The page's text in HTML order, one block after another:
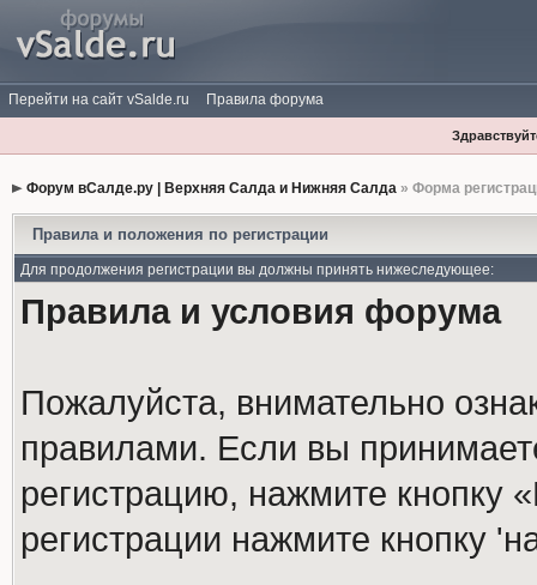
Перейти на сайт vSalde.ru Правила форума
Форум вСалде.ру | Верхняя Салда и Нижняя Салда» Форма
Правила и положения по регистрации
Для продолжения регистрации вы должны принять нижеследующее:
Правила и условия форума
Пожалуйста, внимательно
правилами. Если вы
регистрацию, нажмите кнопку
регистрации нажмите кнопку